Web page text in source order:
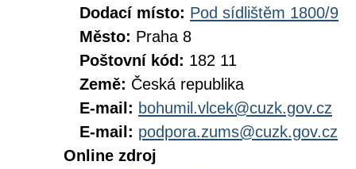
Dodací místo: Pod sídlištěm 1800/9
Město: Praha 8
Poštovní kód: 182 11
Země: Česká republika
E-mail: bohumil.vlcek@cuzk.gov.cz
E-mail: podpora.zums@cuzk.gov.cz
Online zdroj